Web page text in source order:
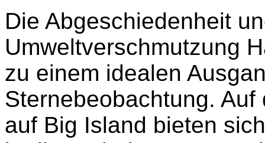
Die Abgeschiedenheit
Umweltverschmutzung
zu einem idealen
Sternebeobachtung.
auf Big Island bieten